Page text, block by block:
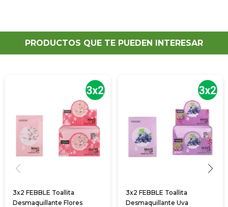
PRODUCTOS QUE TE PUEDEN INTERESAR
3x2 FEBBLE Toallita
Desmaquillante Flores
3x2 FEBBLE Toallita
Desmaquillante Uva